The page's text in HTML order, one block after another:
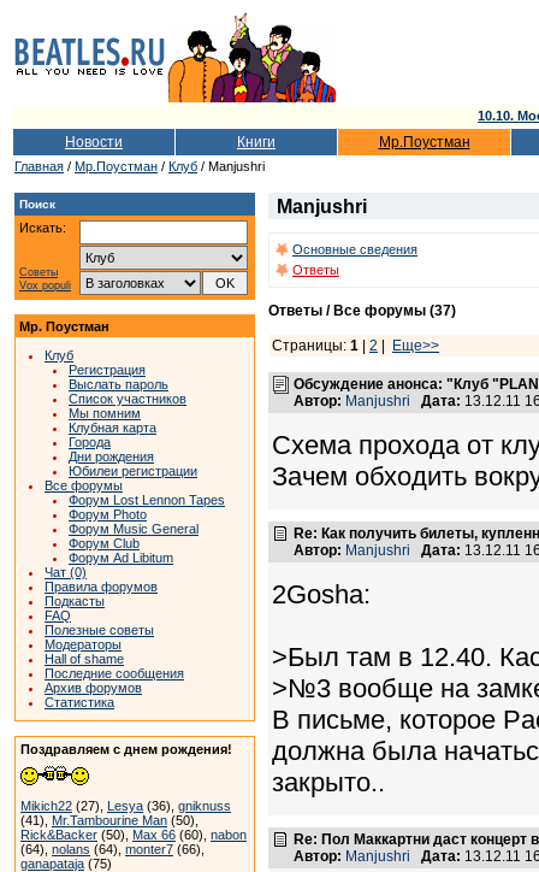
10.10.
Новости Книги Мр.Поустман
Главная / Мр.Поустман / Клуб / Manjushri
Поиск
Искать:
Советы
Vox populi
Мр. Поустман
Клуб
Регистрация
Выслать пароль
Список участников
Мы помним
Клубная карта
Города
Дни рождения
Юбилеи регистрации
Все форумы
Форум Lost Lennon Tapes
Форум Photo
Форум Music General
Форум Club
Форум Ad Libitum
Чат (0)
Правила форумов
Подкасты
FAQ
Полезные советы
Модераторы
Hall of shame
Последние сообщения
Архив форумов
Статистика
Поздравляем с днем рождения!
Mikich22 (27), Lesya (36), gniknuss
(41), Mr.Tambourine Man (50),
Rick&Backer (50), Max 66 (60), nabon
(64), nolans (64), monter7 (66),
ganapataja (75)
Manjushri
Основные сведения
Ответы
Ответы / Все форумы (37)
Страницы: 1 | 2 | Еще>>
Обсуждение анонса: "Клуб
Автор: Manjushri Дата: 13.12.11
Схема прохода от
Зачем обходить
Re: Как получить билеты,
Автор: Manjushri Дата: 13.12.11
2Gosha:
>Был там в 12.40.
>№3 вообще на
В письме, которое
должна была
закрыто..
Re: Пол Маккартни даст концерт
Автор: Manjushri Дата: 13.12.11